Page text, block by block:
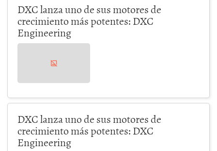
DXC lanza uno de sus motores de
crecimiento más potentes: DXC
Engineering
DXC lanza uno de sus motores de
crecimiento más potentes: DXC
Engineering